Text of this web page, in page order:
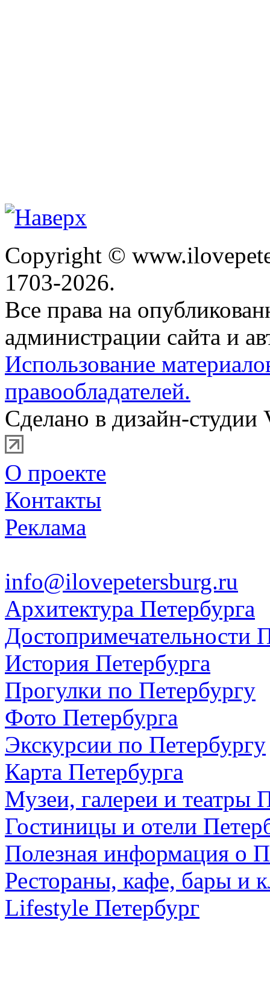
Copyright ©
1703-2026.
Все права на
администрации сайта и
Использование
правообладателей.
Сделано в дизайн-студии
О проекте
Контакты
Реклама
info@ilovepetersburg.ru
Архитектура Петербурга
Достопримечательности
История Петербурга
Прогулки по Петербургу
Фото Петербурга
Экскурсии по Петербургу
Карта Петербурга
Музеи, галереи и театры
Гостиницы и отели
Полезная информация о
Рестораны, кафе, бары и
Lifestyle Петербург